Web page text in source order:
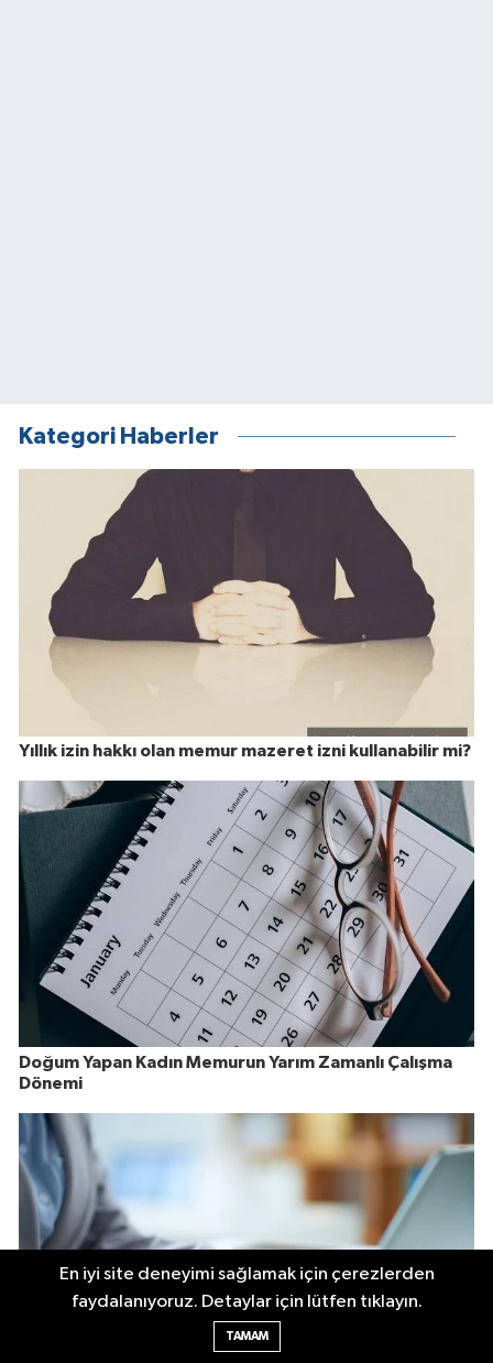
Kategori Haberler
Yıllık izin hakkı olan memur mazeret izni kullanabilir mi?
Doğum Yapan Kadın Memurun Yarım Zamanlı Çalışma
Dönemi
En iyi site deneyimi sağlamak için çerezlerden
faydalanıyoruz. Detaylar için lütfen tıklayın.
TAMAM